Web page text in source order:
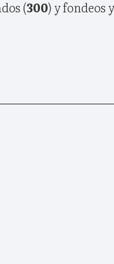
(300) y fondeos